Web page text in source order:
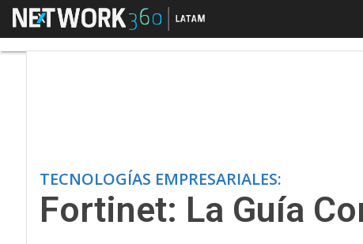
Menú
TECNOLOGÍAS EMPRESARIALES:
Fortinet: La Guía